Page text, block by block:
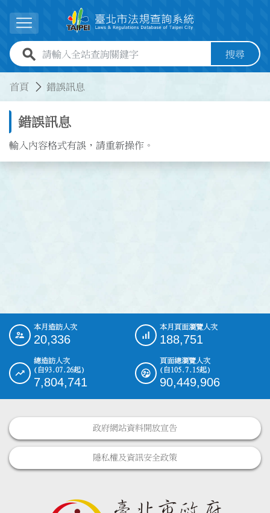
展開選單
全站查詢關鍵字欄位 搜尋
首頁 錯誤訊息
錯誤訊息
輸入內容格式有誤，請重新操作。
::: 本月造訪人次
20,336
本月頁面瀏覽人次
188,751
總造訪人次
(自93.07.26起)
7,804,741
頁面總瀏覽人次
(自105.7.15起)
90,449,906
政府網站資料開放宣告
隱私權及資訊安全政策